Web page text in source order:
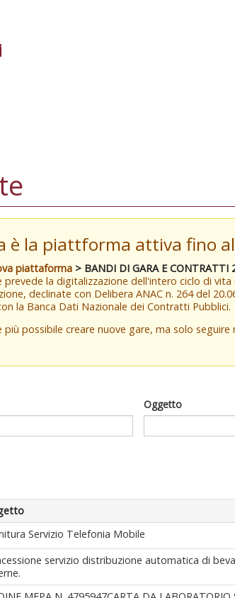
è la piattforma attiva fino
piattaforma > BANDI DI GARA E CONTRATTI
la digitalizzazione dell'intero ciclo di
declinate con Delibera ANAC n. 264 del
la Banca Dati Nazionale dei Contratti Pubblici.
possibile creare nuove gare, ma solo
Oggetto
Servizio Telefonia Mobile
servizio distribuzione automatica di